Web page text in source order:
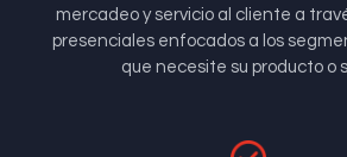
mercadeo y servicio al cliente a
presenciales enfocados a los
que necesite su producto o